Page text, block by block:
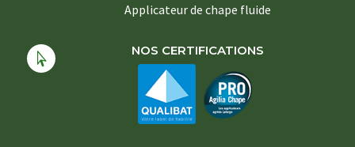
Applicateur de chape fluide

NOS CERTIFICATIONS